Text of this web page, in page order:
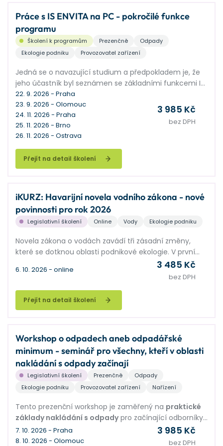
Práce s IS ENVITA na PC - pokročilé funkce
programu
Školení k programům Prezenčně
Odpady
Ekologie podniku
Provozovatel zařízení
Jedná se o navazující studium a předpokladem je, že
jeho účastník byl seznámen se základními funkcemi IS
ENVITA. Seminář je zaměřen na podrobné vysvětlení
práce s IS ENVITA pro jeho pokročilé uživatele. Společně
probereme pokročilé funkce v agendách Subjekty a
Odpady, vysvětlíme hromadné operace a mnoho
dalších nadstavbových funkcí, kterými se naučíte
využívat ENVITU na maximum.
Přejít na detail školení
22. 9. 2026 - Praha
23. 9. 2026 - Olomouc
24. 11. 2026 - Praha
25. 11. 2026 - Brno
26. 11. 2026 - Ostrava
3 985 Kč
bez DPH
iKURZ: Havarijní novela vodního zákona - nové
povinnosti pro rok 2026
Legislativní školení Online Vody Ekologie podniku
Novela zákona o vodách zavádí tři zásadní změny,
které se dotknou oblasti podnikové ekologie. V první
řadě je to zavedení nového registru výpustí. Dále pak u
výpustí, do kterých se vypouští i zvláště nebezpečné
měření na odtoku vod. A do třetice je změna zákona
zaměřena na havárie, jejich zvládání a řízení. Zákon o
látkami včetně povinnosti zpracování havarijního
plánu podle vyhl. č. 450/2005 Sb.
Co to znamená mít zpracovaný havarijní plán, kdo jej a
za jakých podmínek schvaluje, co s ním musíme dále
dělat? To vše se dozvíte na tomto semináři.
K novele zákona je vydána zatím první vyhláška č.
437/2025 Sb. o registru výpustí ze zdrojů znečištění do
vod povrchových.
Přejít na detail školení
6. 10. 2026 - online 3 485 Kč
bez DPH
Workshop o odpadech aneb odpadářské
minimum - seminář pro všechny, kteří v oblasti
nakládání s odpady začínají
Legislativní školení Prezenčně
Odpady
Ekologie podniku
Provozovatel zařízení Nařízení
Tento prezenční workshop je zaměřený na praktické
základy nakládání s odpadypro začínající odborníky
v odpadovém hospodářství a pracovníky firem, kteří
nově přebírají agendu odpadů.
7. 10. 2026 - Praha
8. 10. 2026 - Olomouc
3 985 Kč
bez DPH